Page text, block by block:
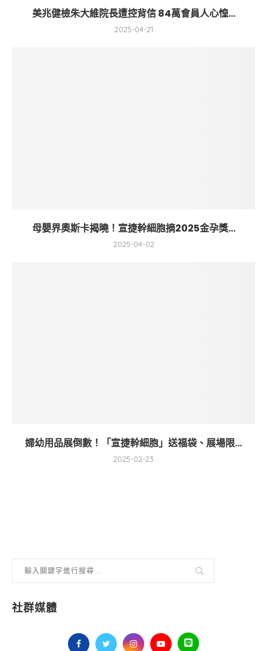
美兆健檢朱大維院長遭控背信 84萬會員人心惶...
2025-04-21
母嬰界奧斯卡揭曉！宣捷幹細胞摘2025金孕獎...
2025-04-02
婦幼用品展倒數！「宣捷幹細胞」送福袋、展場限...
2025-02-23
社群媒體